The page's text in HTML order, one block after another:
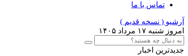
تماس با ما
آرشیو ( نسخه قدیم )
امروز شنبه ۱۷ مرداد ۱۴۰۵
جدیدترین اخبار